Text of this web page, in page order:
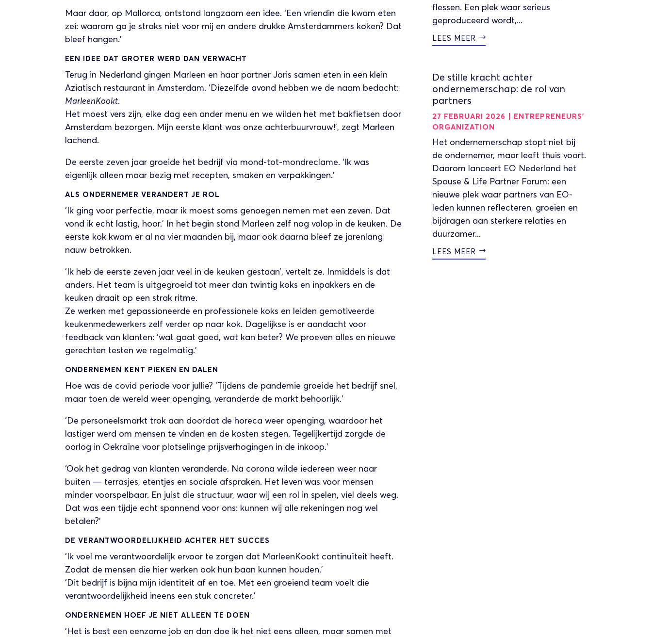
Maar daar, op Mallorca, ontstond langzaam een idee. ‘Een vriendin die kwam eten
zei: waarom ga je straks niet voor mij en andere drukke Amsterdammers koken? Dat
bleef hangen.’
EEN IDEE DAT GROTER WERD DAN VERWACHT
Terug in Nederland gingen Marleen en haar partner Joris samen eten in een klein
Aziatisch restaurant in Amsterdam. ‘Diezelfde avond hebben we de naam bedacht:
MarleenKookt.
Het moest vers zijn, elke dag een ander menu en we wilden het met bakfietsen door
Amsterdam bezorgen. Mijn eerste klant was onze achterbuurvrouw!’, zegt Marleen
lachend.
De eerste zeven jaar groeide het bedrijf via mond-tot-mondreclame. ‘Ik was
eigenlijk alleen maar bezig met recepten, smaken en verpakkingen.’
ALS ONDERNEMER VERANDERT JE ROL
‘Ik ging voor perfectie, maar ik moest soms genoegen nemen met een zeven. Dat
vond ik echt lastig, hoor.’ In het begin stond Marleen zelf nog volop in de keuken. De
eerste kok kwam er al na vier maanden bij, maar ook daarna bleef ze jarenlang
nauw betrokken.
‘Ik heb de eerste zeven jaar veel in de keuken gestaan’, vertelt ze. Inmiddels is dat
anders. Het team is uitgegroeid tot meer dan twintig koks en inpakkers en de
keuken draait op een strak ritme.
Ze werken met gepassioneerde en professionele koks en leiden gemotiveerde
keukenmedewerkers zelf verder op naar kok. Dagelijkse is er aandacht voor
feedback van klanten: ‘wat gaat goed, wat kan beter? We proeven alles en nieuwe
gerechten testen we regelmatig.’
ONDERNEMEN KENT PIEKEN EN DALEN
Hoe was de covid periode voor jullie? ‘Tijdens de pandemie groeide het bedrijf snel,
maar toen de wereld weer openging, veranderde de markt behoorlijk.’
‘De personeelsmarkt trok aan doordat de horeca weer openging, waardoor het
lastiger werd om mensen te vinden en de kosten stegen. Tegelijkertijd zorgde de
oorlog in Oekraïne voor plotselinge prijsverhogingen in de inkoop.’
‘Ook het gedrag van klanten veranderde. Na corona wilde iedereen weer naar
buiten — terrasjes, etentjes en sociale afspraken. Het leven was voor mensen
minder voorspelbaar. En juist die structuur, waar wij een rol in spelen, viel deels weg.
Dat was een tijdje echt spannend voor ons: kunnen wij alle rekeningen nog wel
betalen?’
DE VERANTWOORDELIJKHEID ACHTER HET SUCCES
‘Ik voel me verantwoordelijk ervoor te zorgen dat MarleenKookt continuïteit heeft.
Zodat de mensen die hier werken ook hun baan kunnen houden.’
‘Dit bedrijf is bijna mijn identiteit af en toe. Met een groeiend team voelt die
verantwoordelijkheid ineens een stuk concreter.’
ONDERNEMEN HOEF JE NIET ALLEEN TE DOEN
‘Het is best een eenzame job en dan doe ik het niet eens alleen, maar samen met
flessen. Een plek waar serieus
geproduceerd wordt,...
LEES MEER
De stille kracht achter
ondernemerschap: de rol van
partners
27 FEBRUARI 2026 | ENTREPRENEURS'
ORGANIZATION
Het ondernemerschap stopt niet bij
de ondernemer, maar leeft thuis voort.
Daarom lanceert EO Nederland het
Spouse & Life Partner Forum: een
nieuwe plek waar partners van EO-
leden kunnen reflecteren, groeien en
bijdragen aan sterkere relaties en
duurzamer...
LEES MEER